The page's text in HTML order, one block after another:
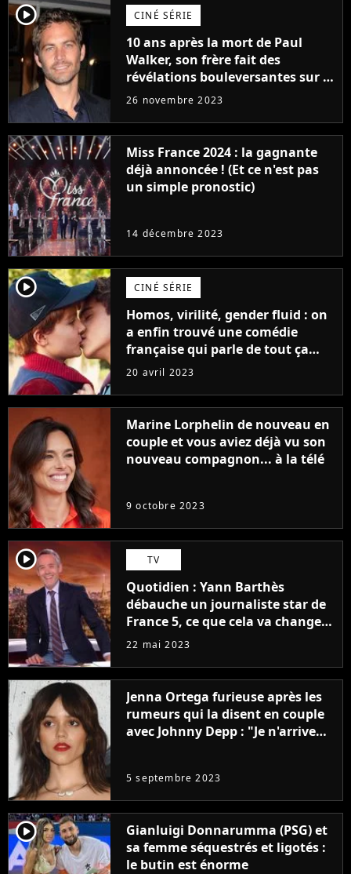
player2 CINÉ SÉRIE
10 ans après la mort de Paul
Walker, son frère fait des
révélations bouleversantes sur la
réaction des acteurs de Fast and
26 novembre 2023
Miss France 2024 : la gagnante
déjà annoncée ! (Et ce n'est pas
un simple pronostic)
14 décembre 2023
player2 CINÉ SÉRIE
Homos, virilité, gender fluid : on
a enfin trouvé une comédie
française qui parle de tout ça
sans être super ringarde
20 avril 2023
Marine Lorphelin de nouveau en
couple et vous aviez déjà vu son
nouveau compagnon... à la télé
9 octobre 2023
player2 TV
Quotidien : Yann Barthès
débauche un journaliste star de
France 5, ce que cela va changer
à la rentrée
22 mai 2023
Jenna Ortega furieuse après les
rumeurs qui la disent en couple
avec Johnny Depp : "Je n'arrive
5 septembre 2023
player2
Gianluigi Donnarumma (PSG) et
sa femme séquestrés et ligotés :
le butin est énorme